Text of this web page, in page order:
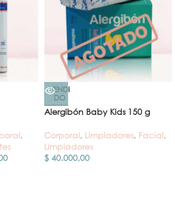
,
VENDI
DO
Alergibón Baby Kids 150 g
Corporal, Limpiadores, Facial,
Limpiadores
$ 40.000,00